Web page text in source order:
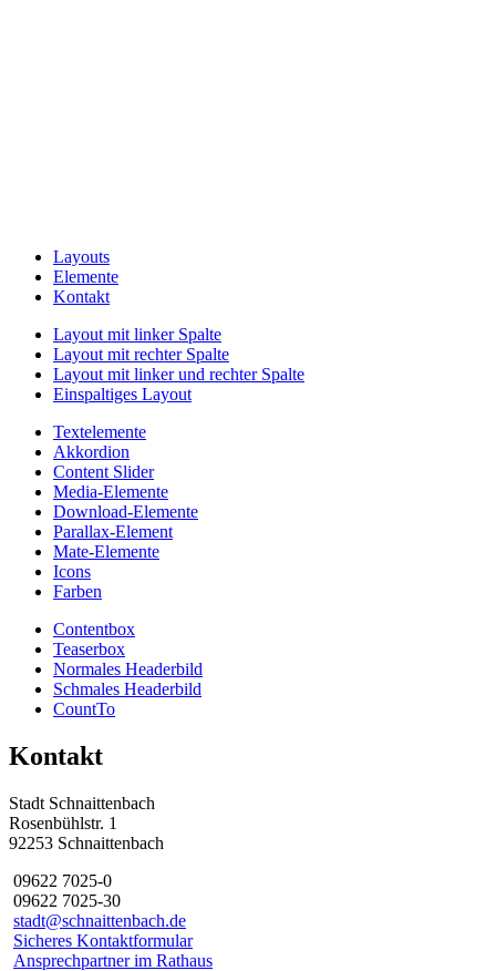
Layouts
Elemente
Kontakt
Layout mit linker Spalte
Layout mit rechter Spalte
Layout mit linker und rechter Spalte
Einspaltiges Layout
Textelemente
Akkordion
Content Slider
Media-Elemente
Download-Elemente
Parallax-Element
Mate-Elemente
Icons
Farben
Contentbox
Teaserbox
Normales Headerbild
Schmales Headerbild
CountTo
Kontakt
Stadt Schnaittenbach
Rosenbühlstr. 1
92253 Schnaittenbach
09622 7025-0
09622 7025-30
stadt@schnaittenbach.de
Sicheres Kontaktformular
Ansprechpartner im Rathaus